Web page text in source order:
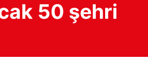
50 şehri